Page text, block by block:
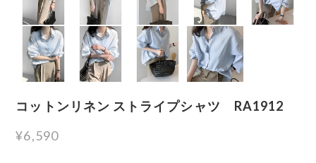
コットンリネン ストライプシャツ RA1912
¥6,590